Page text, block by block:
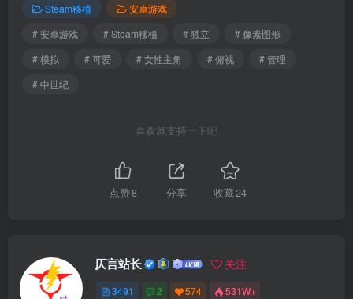
Steam移植
安卓游戏
# 安卓游戏
# Steam移植 # 独立
# 像素图形
# 模拟
# 可爱 # 女性主角 # 俯视
# 管理
# 中世纪
喜欢就支持一下吧
点赞8 分享 收藏24
仄言站长 关注
3491 2 574 531W+